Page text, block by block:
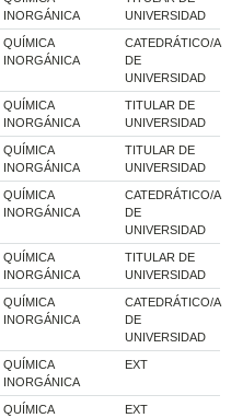
INORGÁNICA
UNIVERSIDAD
QUÍMICA
INORGÁNICA
CATEDRÁTICO/A
DE
UNIVERSIDAD
QUÍMICA
INORGÁNICA
TITULAR DE
UNIVERSIDAD
QUÍMICA
INORGÁNICA
TITULAR DE
UNIVERSIDAD
QUÍMICA
INORGÁNICA
CATEDRÁTICO/A
DE
UNIVERSIDAD
QUÍMICA
INORGÁNICA
TITULAR DE
UNIVERSIDAD
QUÍMICA
INORGÁNICA
CATEDRÁTICO/A
DE
UNIVERSIDAD
QUÍMICA
INORGÁNICA
EXT
QUÍMICA
EXT